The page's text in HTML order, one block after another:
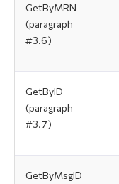
GetByMRN
(paragraph
#3.6)
GetByID
(paragraph
#3.7)
GetByMsgID